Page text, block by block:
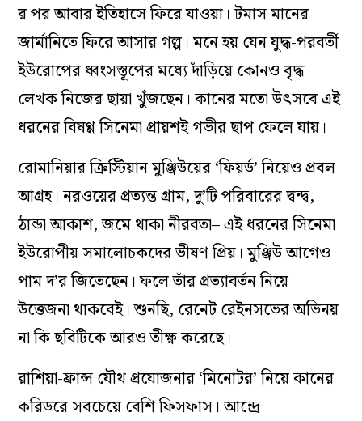
র পর আবার ইতিহাসে ফিরে যাওয়া। টমাস মানের
জার্মানিতে ফিরে আসার গল্প। মনে হয় যেন যুদ্ধ-পরবর্তী
ইউরোপের ধ্বংসস্তূপের মধ্যে দাঁড়িয়ে কোনও বৃদ্ধ
লেখক নিজের ছায়া খুঁজছেন। কানের মতো উৎসবে এই
ধরনের বিষণ্ণ সিনেমা প্রায়শই গভীর ছাপ ফেলে যায়।
রোমানিয়ার ক্রিস্টিয়ান মুঞ্জিউয়ের ‘ফিয়র্ড’ নিয়েও প্রবল
আগ্রহ। নরওয়ের প্রত্যন্ত গ্রাম, দু’টি পরিবারের দ্বন্দ্ব,
ঠান্ডা আকাশ, জমে থাকা নীরবতা– এই ধরনের সিনেমা
ইউরোপীয় সমালোচকদের ভীষণ প্রিয়। মুঞ্জিউ আগেও
পাম দ’র জিতেছেন। ফলে তাঁর প্রত্যাবর্তন নিয়ে
উত্তেজনা থাকবেই। শুনছি, রেনেট রেইনসভের অভিনয়
না কি ছবিটিকে আরও তীক্ষ্ণ করেছে।
রাশিয়া-ফ্রান্স যৌথ প্রযোজনার ‘মিনোটর’ নিয়ে কানের
করিডরে সবচেয়ে বেশি ফিসফাস। আন্দ্রে